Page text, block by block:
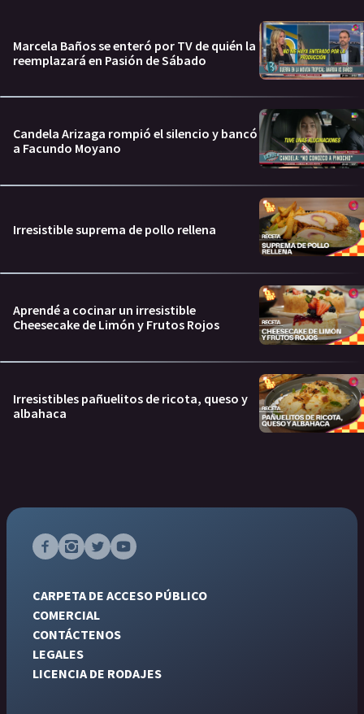
Marcela Baños se enteró por TV de quién la
reemplazará en Pasión de Sábado
Candela Arizaga rompió el silencio y bancó
a Facundo Moyano
Irresistible suprema de pollo rellena
Aprendé a cocinar un irresistible
Cheesecake de Limón y Frutos Rojos
Irresistibles pañuelitos de ricota, queso y
albahaca
CARPETA DE ACCESO PÚBLICO
COMERCIAL
CONTÁCTENOS
LEGALES
LICENCIA DE RODAJES